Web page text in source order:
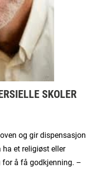
SKOLER
og gir dispensasjon
et religiøst eller
å få godkjenning. –